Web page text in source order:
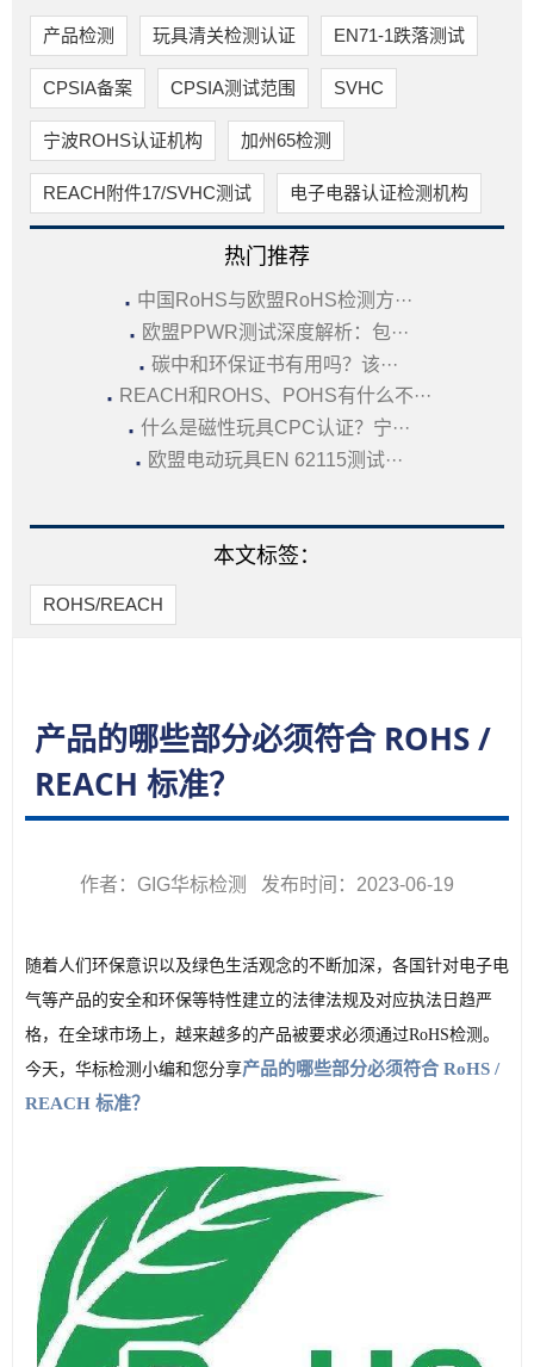
产品检测 玩具清关检测认证 EN71-1跌落测试
CPSIA备案 CPSIA测试范围 SVHC
宁波ROHS认证机构 加州65检测
REACH附件17/SVHC测试 电子电器认证检测机构
热门推荐
· 中国RoHS与欧盟RoHS检测方···
· 欧盟PPWR测试深度解析：包···
· 碳中和环保证书有用吗？该···
· REACH和ROHS、POHS有什么不···
· 什么是磁性玩具CPC认证？宁···
· 欧盟电动玩具EN 62115测试···
本文标签：
ROHS/REACH
产品的哪些部分必须符合 ROHS /
REACH 标准？
作者：GIG华标检测 发布时间：2023-06-19
随着人们环保意识以及绿色生活观念的不断加深，各国针对电子电
气等产品的安全和环保等特性建立的法律法规及对应执法日趋严
格，在全球市场上，越来越多的产品被要求必须通过RoHS检测。
今天，华标检测小编和您分享产品的哪些部分必须符合 RoHS /
REACH 标准？